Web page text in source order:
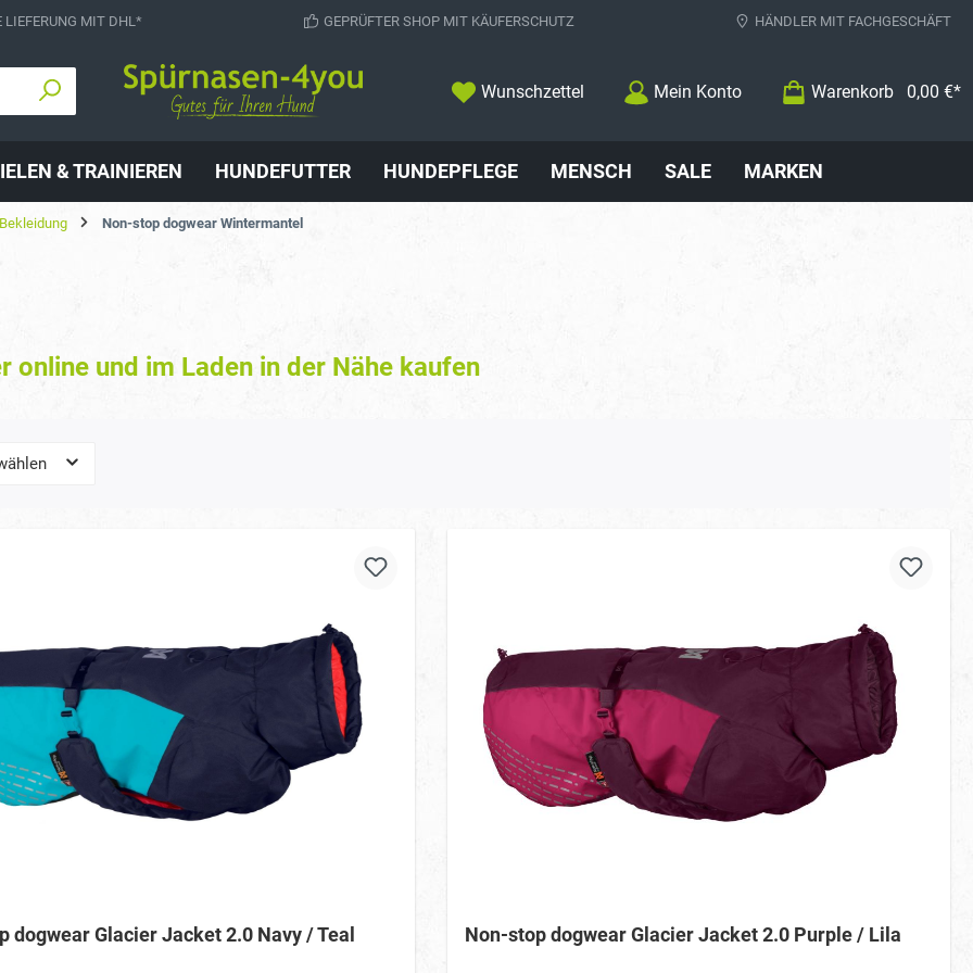
LIEFERUNG MIT DHL* GEPRÜFTER SHOP MIT KÄUFERSCHUTZ HÄNDLER MIT FACHGESCHÄFT
Wunschzettel Mein Konto Warenkorb 0,00 €*
& TRAINIEREN HUNDEFUTTER HUNDEPFLEGE MENSCH SALE MARKEN
Non-stop dogwear Wintermantel
und im Laden in der Nähe kaufen
dogwear Glacier Jacket 2.0 Navy / Teal Non-stop dogwear Glacier Jacket 2.0 Purple / Lila